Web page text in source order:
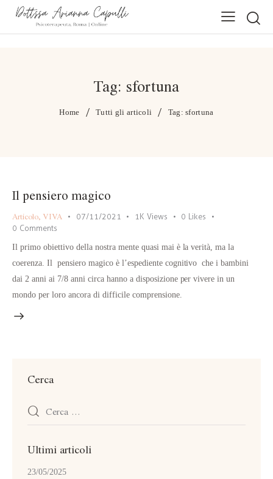
Tag: sfortuna
Home Tutti gli articoli Tag: sfortuna
Il pensiero magico
Articolo, VIVA 07/11/2021 1K Views 0 Likes
0 Comments
Il primo obiettivo della nostra mente quasi mai è la verità, ma la
coerenza. Il pensiero magico è l’espediente cognitivo che i bambini
dai 2 anni ai 7/8 anni circa hanno a disposizione per vivere in un
mondo per loro ancora di difficile comprensione.
Cerca
Ricerca
Ultimi articoli
23/05/2025